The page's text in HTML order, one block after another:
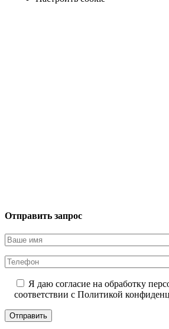
Отправить запрос
Я даю согласие на обработку
соответствии с Политикой